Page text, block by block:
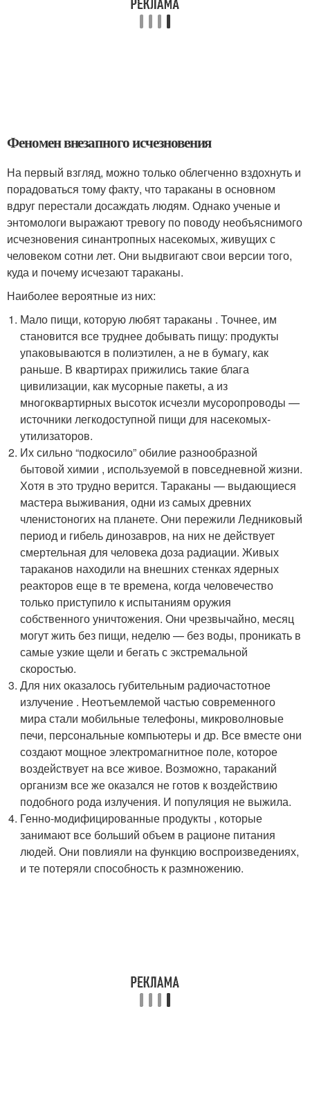
Феномен внезапного исчезновения
На первый взгляд, можно только облегченно вздохнуть и
порадоваться тому факту, что тараканы в основном
вдруг перестали досаждать людям. Однако ученые и
энтомологи выражают тревогу по поводу необъяснимого
исчезновения синантропных насекомых, живущих с
человеком сотни лет. Они выдвигают свои версии того,
куда и почему исчезают тараканы.
Наиболее вероятные из них:
Мало пищи, которую любят тараканы . Точнее, им
становится все труднее добывать пищу: продукты
упаковываются в полиэтилен, а не в бумагу, как
раньше. В квартирах прижились такие блага
цивилизации, как мусорные пакеты, а из
многоквартирных высоток исчезли мусоропроводы —
источники легкодоступной пищи для насекомых-
утилизаторов.
Их сильно “подкосило” обилие разнообразной
бытовой химии , используемой в повседневной жизни.
Хотя в это трудно верится. Тараканы — выдающиеся
мастера выживания, одни из самых древних
членистоногих на планете. Они пережили Ледниковый
период и гибель динозавров, на них не действует
смертельная для человека доза радиации. Живых
тараканов находили на внешних стенках ядерных
реакторов еще в те времена, когда человечество
только приступило к испытаниям оружия
собственного уничтожения. Они чрезвычайно, месяц
могут жить без пищи, неделю — без воды, проникать в
самые узкие щели и бегать с экстремальной
скоростью.
Для них оказалось губительным радиочастотное
излучение . Неотъемлемой частью современного
мира стали мобильные телефоны, микроволновые
печи, персональные компьютеры и др. Все вместе они
создают мощное электромагнитное поле, которое
воздействует на все живое. Возможно, тараканий
организм все же оказался не готов к воздействию
подобного рода излучения. И популяция не выжила.
Генно-модифицированные продукты , которые
занимают все больший объем в рационе питания
людей. Они повлияли на функцию воспроизведениях,
и те потеряли способность к размножению.